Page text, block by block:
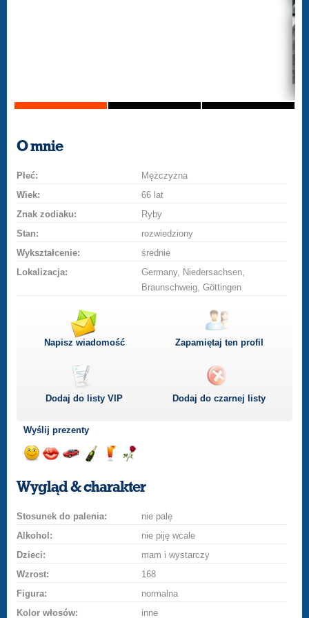
O mnie
Płeć:
Mężczyzna
Wiek:
66 lat
Znak zodiaku:
Ryby
Stan:
rozwiedziony
Wykształcenie:
średnie
Lokalizacja:
Germany, Niedersachsen,
Braunschweig, Göttingen
Napisz wiadomość Zapamiętaj ten profil
Dodaj do listyVIP Dodaj do czarnej listy
Wyślij prezenty
uśmiech
buziakasamochodem
szampana
drinka
różę
Wygląd & charakter
Stosunek do palenia:
nie palę
Alkohol:
nie piję wcale
Dzieci:
mam i wystarczy
Wzrost:
168
Figura:
normalna
Kolor włosów:
inne